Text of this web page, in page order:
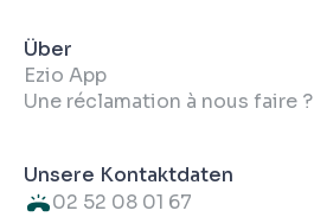
Über
Ezio App
Une réclamation à nous faire ?
Unsere Kontaktdaten
02 52 08 01 67